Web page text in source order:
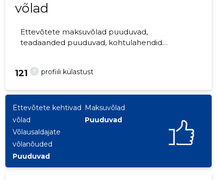
võlad
Ettevõtete maksuvõlad puuduvad,
teadaanded puuduvad, kohtulahendid
Ettevõtteid jälgib 0 inimest.
? profiili külastust
121
Ettevõtete kehtivad
võlad
Maksuvõlad
Puuduvad
Võlausaldajate
võlanõuded
Puuduvad